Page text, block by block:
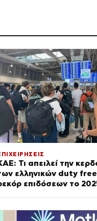
Τι απειλεί την
ελληνικών duty
επιδόσεων το